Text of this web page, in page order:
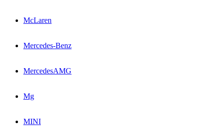
McLaren
Mercedes-Benz
MercedesAMG
Mg
MINI